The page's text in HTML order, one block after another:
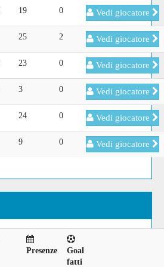
19 0 Vedi giocatore
25 2 Vedi giocatore
23 0 Vedi giocatore
3 0 Vedi giocatore
24 0 Vedi giocatore
9 0 Vedi giocatore
Presenze
Goal
fatti